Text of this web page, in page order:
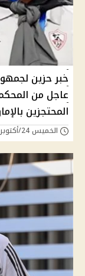
خبر حزين
عاجل من
المحتجزين
الخميس 24/أكتوبر/2024 - 02:24 م